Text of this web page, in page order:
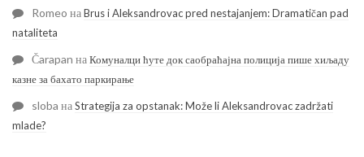
Romeo наBrus i Aleksandrovac pred nestajanjem: Dramatičan pad
nataliteta
Čarapan наКомуналци ћуте док саобраћајна полиција пише хиљаду
казне за бахато паркирање
sloba наStrategija za opstanak: Može li Aleksandrovac zadržati
mlade?